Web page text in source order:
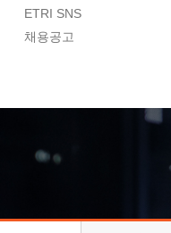
ETRI SNS
채용공고